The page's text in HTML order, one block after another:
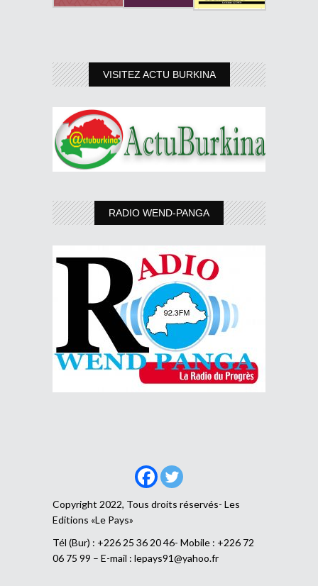
VISITEZ ACTU BURKINA
RADIO WEND-PANGA
Copyright 2022, Tous droits réservés- Les
Editions «Le Pays»
Tél (Bur) : +226 25 36 20 46- Mobile : +226 72
06 75 99 – E-mail : lepays91@yahoo.fr